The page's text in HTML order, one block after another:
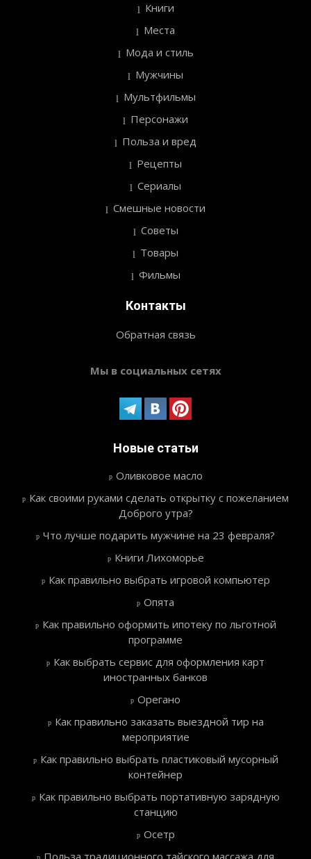
Книги
Места
Мода и стиль
Мужчины
Мультфильмы
Персонажи
Польза и вред
Рецепты
Сериалы
Смешные новости
Советы
Товары
Фильмы
Контакты
Обратная связь
Мы в социальных сетях
Новые статьи
Оливковое масло
Как своими руками сделать открытку с пожеланием
Доброго утра?
Что лучше подарить мужчине на 23 февраля?
Книги Лихоморье
Как правильно выбрать игровой компьютер
Опята
Как правильно оформить ипотеку по льготной
программе
Как выбрать сервис для оформления карт
иностранных банков
Орегано
Как правильно заказать выездной тир на
мероприятие
Как правильно выбрать пластиковый мусорный
контейнер
Как правильно выбрать портативную зарядную
станцию
Осетр